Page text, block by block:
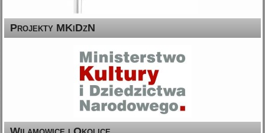
Projekty MKiDzN